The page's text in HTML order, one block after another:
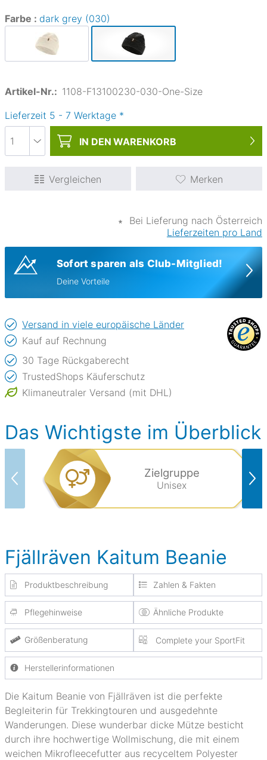
Farbe : dark grey (030)
Artikel-Nr.: 1108-F13100230-030-One-Size
Lieferzeit 5 - 7 Werktage *
IN DEN WARENKORB
Vergleichen Merken
∗
Bei Lieferung nach Österreich
Lieferzeiten pro Land
Sofort sparen als Club-Mitglied!
Deine Vorteile
Versand in viele europäische Länder
Kauf auf Rechnung
30 Tage Rückgaberecht
TrustedShops Käuferschutz
Klimaneutraler Versand (mit DHL)
Das Wichtigste im Überblick
Zielgruppe
Unisex
Fjällräven Kaitum Beanie
Produktbeschreibung Zahlen & Fakten
Pflegehinweise Ähnliche Produkte
Größenberatung Complete your SportFit
Herstellerinformationen
Die Kaitum Beanie von Fjällräven ist die perfekte
Begleiterin für Trekkingtouren und ausgedehnte
Wanderungen. Diese wunderbar dicke Mütze besticht
durch ihre hochwertige Wollmischung, die mit einem
weichen Mikrofleecefutter aus recyceltem Polyester